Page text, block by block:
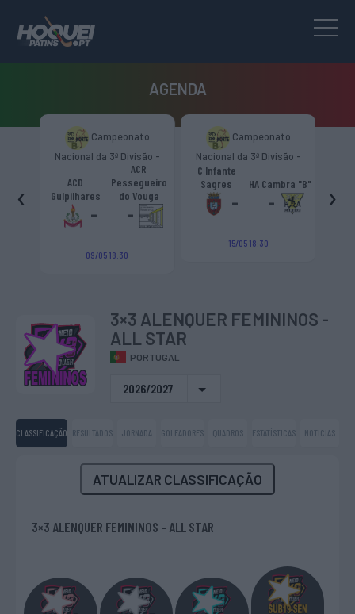
AGENDA
"B"
Campeonato
Nacional da 3ª Divisão -
Zona Norte “B”
ACD
Gulpilhares
-
ACR
Pessegueiro
do Vouga
-
09/05 18:30
Campeonato
Nacional da 3ª Divisão -
Zona Norte “B”
C Infante
Sagres
-
HA Cambra "B"
-
15/05 18:30
‹ ›
3×3 ALENQUER FEMININOS -
ALL STAR
PORTUGAL
2026/2027
CLASSIFICAÇÃO RESULTADOS JORNADA GOLEADORES QUADROS ESTATÍSTICAS NOTICIAS
ATUALIZAR CLASSIFICAÇÃO
3×3 ALENQUER FEMININOS - ALL STAR